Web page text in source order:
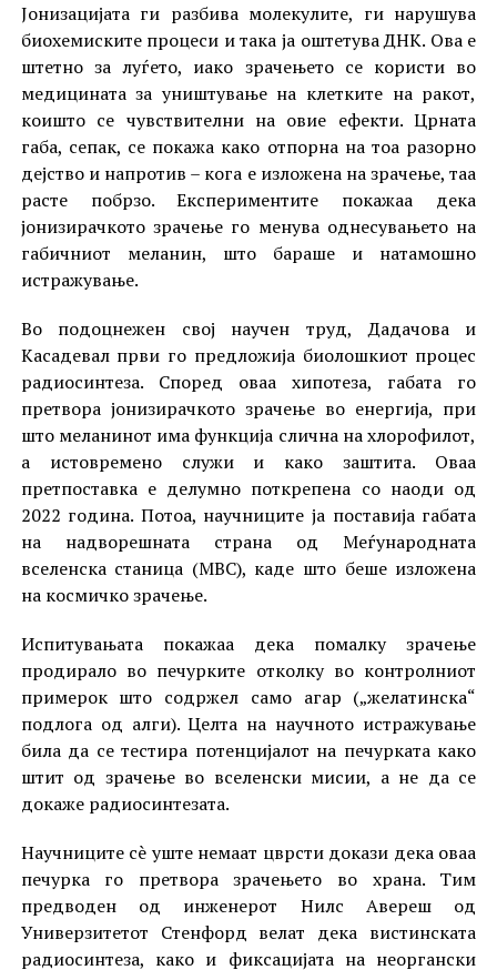
Јонизацијата ги разбива молекулите, ги нарушува
биохемиските процеси и така ја оштетува ДНК. Ова е
штетно за луѓето, иако зрачењето се користи во
медицината за уништување на клетките на ракот,
коишто се чувствителни на овие ефекти. Црната
габа, сепак, се покажа како отпорна на тоа разорно
дејство и напротив – кога е изложена на зрачење, таа
расте побрзо. Експериментите покажаа дека
јонизирачкото зрачење го менува однесувањето на
габичниот меланин, што бараше и натамошно
истражување.
Во подоцнежен свој научен труд, Дадачова и
Касадевал први го предложија биолошкиот процес
радиосинтеза. Според оваа хипотеза, габата го
претвора јонизирачкото зрачење во енергија, при
што меланинот има функција слична на хлорофилот,
а истовремено служи и како заштита. Оваа
претпоставка е делумно поткрепена со наоди од
2022 година. Потоа, научниците ја поставија габата
на надворешната страна од Меѓународната
вселенска станица (МВС), каде што беше изложена
на космичко зрачење.
Испитувањата покажаа дека помалку зрачење
продирало во печурките отколку во контролниот
примерок што содржел само агар („желатинска“
подлога од алги). Целта на научното истражување
била да се тестира потенцијалот на печурката како
штит од зрачење во вселенски мисии, а не да се
докаже радиосинтезата.
Научниците сè уште немаат цврсти докази дека оваа
печурка го претвора зрачењето во храна. Тим
предводен од инженерот Нилс Авереш од
Универзитетот Стенфорд велат дека вистинската
радиосинтеза, како и фиксацијата на неоргански